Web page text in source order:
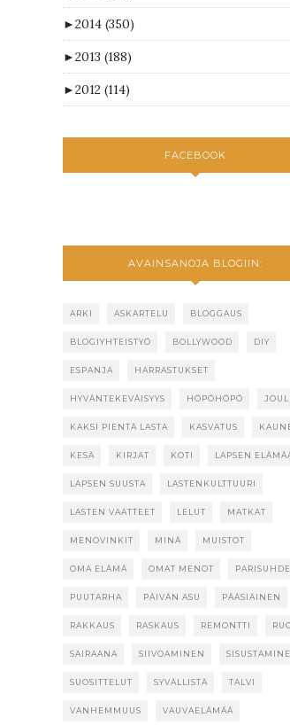
►2014 (350)
►2013 (188)
►2012 (114)
FACEBOOK
AVAINSANOJA BLOGIIN:
ARKI ASKARTELU BLOGGAUS
BLOGIYHTEISTYÖ BOLLYWOOD DIY
ESPANJA HARRASTUKSET
HYVÄNTEKEVÄISYYS HÖPÖHÖPÖ
KAKSI PIENTÄ LASTA KASVATUS
KESÄ KIRJAT KOTI LAPSEN
LAPSEN SUUSTA LASTENKULTTUURI
LASTEN VAATTEET LELUT MATKAT
MENOVINKIT MINÄ MUISTOT
OMA ELÄMÄ OMAT MENOT PARISUHDE
PUUTARHA PÄIVÄN ASU PÄÄSIÄINEN
RAKKAUS RASKAUS REMONTTI
SAIRAANA SIIVOAMINEN
SUOSITTELUT SYVÄLLISTÄ TALVI
VANHEMMUUS VAUVAELÄMÄÄ